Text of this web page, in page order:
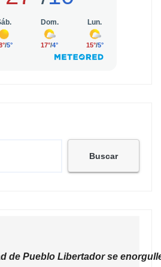
Buscar
de Pueblo Libertador se